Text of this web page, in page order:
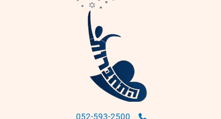
052-593-2500